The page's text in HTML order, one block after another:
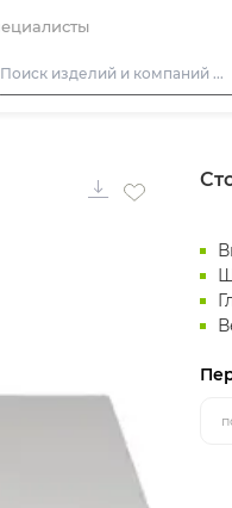
Фуршетная мебель
Барная мебель